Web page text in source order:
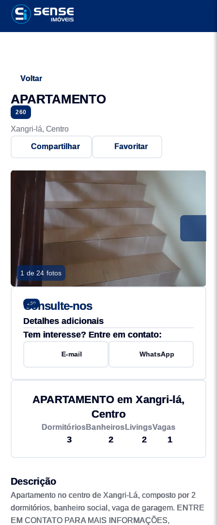
Voltar
APARTAMENTO
260
Xangri-lá, Centro
Compartilhar Favoritar
1 de 24 fotos
260
Consulte-nos
Detalhes adicionais
Tem interesse? Entre em contato:
E-mail WhatsApp
APARTAMENTO em Xangri-lá,
Centro
Dormitórios
3
Banheiros
2
Livings
2
Vagas
1
Descrição
Apartamento no centro de Xangri-Lá, composto por 2
dormitórios, banheiro social, vaga de garagem. ENTRE
EM CONTATO PARA MAIS INFORMAÇÕES,